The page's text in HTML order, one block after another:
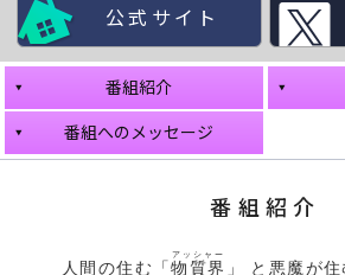
公式サイト
番組紹介
番組へのメッセージ
番組紹介
人間の住む「物質界
アッシャー
」 と悪魔が住